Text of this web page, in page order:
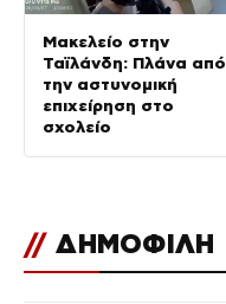
Μακελείο στην
Ταϊλάνδη: Πλάνα από
την αστυνομική
επιχείρηση στο
σχολείο
// ΔΗΜΟΦΙΛΗ